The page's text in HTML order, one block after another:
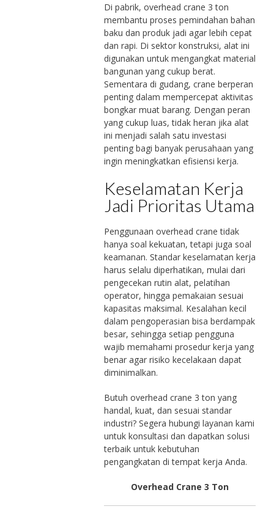
Di pabrik, overhead crane 3 ton
membantu proses pemindahan bahan
baku dan produk jadi agar lebih cepat
dan rapi. Di sektor konstruksi, alat ini
digunakan untuk mengangkat material
bangunan yang cukup berat.
Sementara di gudang, crane berperan
penting dalam mempercepat aktivitas
bongkar muat barang. Dengan peran
yang cukup luas, tidak heran jika alat
ini menjadi salah satu investasi
penting bagi banyak perusahaan yang
ingin meningkatkan efisiensi kerja.
Keselamatan Kerja
Jadi Prioritas Utama
Penggunaan overhead crane tidak
hanya soal kekuatan, tetapi juga soal
keamanan. Standar keselamatan kerja
harus selalu diperhatikan, mulai dari
pengecekan rutin alat, pelatihan
operator, hingga pemakaian sesuai
kapasitas maksimal. Kesalahan kecil
dalam pengoperasian bisa berdampak
besar, sehingga setiap pengguna
wajib memahami prosedur kerja yang
benar agar risiko kecelakaan dapat
diminimalkan.
Butuh overhead crane 3 ton yang
handal, kuat, dan sesuai standar
industri? Segera hubungi layanan kami
untuk konsultasi dan dapatkan solusi
terbaik untuk kebutuhan
pengangkatan di tempat kerja Anda.
Overhead Crane 3 Ton